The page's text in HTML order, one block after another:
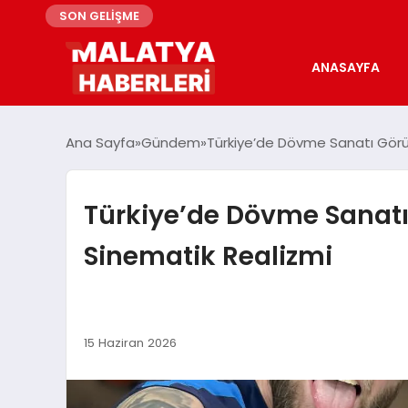
SON GELİŞME
ANASAYFA
Ana Sayfa Gündem Türkiye’de Dövme Sanatı
Türkiye’de Dövme
Sinematik Realizmi
15 Haziran 2026